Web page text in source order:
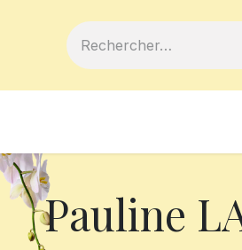
Pauline